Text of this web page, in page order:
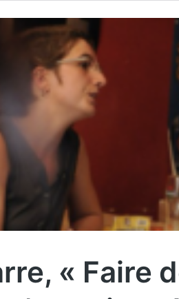
« Faire